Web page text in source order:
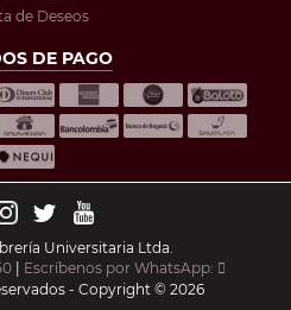
de Deseos
DE PAGO
Universitaria Ltda.
Escríbenos por WhatsApp:
- Copyright © 2026